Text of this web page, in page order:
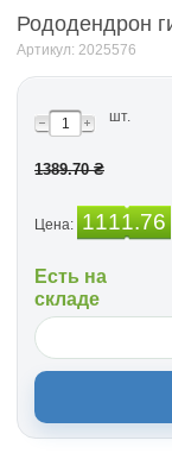
Рододендрон
Артикул: 2025576
шт.
1389.70 ₴
Цена: 1111.76
Есть на
складе